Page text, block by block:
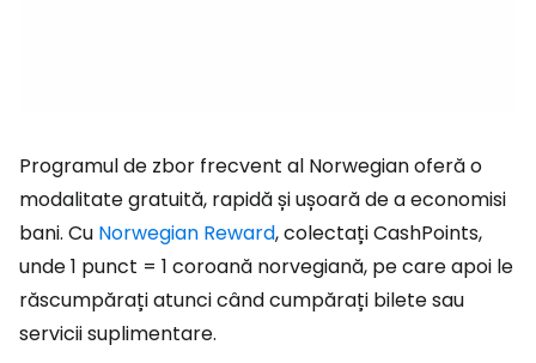
Programul de zbor frecvent al Norwegian oferă o
modalitate gratuită, rapidă și ușoară de a economisi
bani. Cu Norwegian Reward, colectați CashPoints,
unde 1 punct = 1 coroană norvegiană, pe care apoi le
răscumpărați atunci când cumpărați bilete sau
servicii suplimentare.